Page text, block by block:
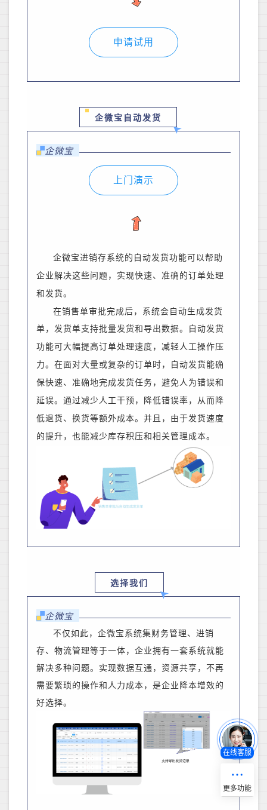
申请试用
企微宝自动发货
企微宝
上门演示
企微宝进销存系统的自动发货功能可以帮助
企业解决这些问题，实现快速、准确的订单处理
和发货。
在销售单审批完成后，系统会自动生成发货
单，发货单支持批量发货和导出数据。
自动发货
功能可大幅提高订单处理速度，减轻人工操作压
力。在面对大量或复杂的订单时，自动发货能确
保快速、准确地完成发货任务，避免人为错误和
延误。通过减少人工干预，降低错误率，从而降
低退货、换货等额外成本。 并且， 由于发货速度
的提升，也能减少库存积压和相关管理成本。
选择我们
企微宝
不仅如此，企微宝系统集财务管理、进销
存、物流管理等于一体，企业拥有一套系统就能
解决多种问题。实现数据互通，资源共享，不再
需要繁琐的操作和人力成本，是企业降本增效的
好选择。
在线客服